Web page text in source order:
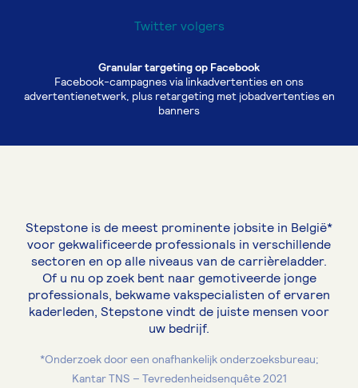
Twitter volgers
Granular targeting op Facebook
Facebook-campagnes via linkadvertenties en ons
advertentienetwerk, plus retargeting met jobadvertenties en
banners
Stepstone is de meest prominente jobsite in België*
voor gekwalificeerde professionals in verschillende
sectoren en op alle niveaus van de carrièreladder.
Of u nu op zoek bent naar gemotiveerde jonge
professionals, bekwame vakspecialisten of ervaren
kaderleden, Stepstone vindt de juiste mensen voor
uw bedrijf.
*Onderzoek door een onafhankelijk onderzoeksbureau;
Kantar TNS – Tevredenheidsenquête 2021